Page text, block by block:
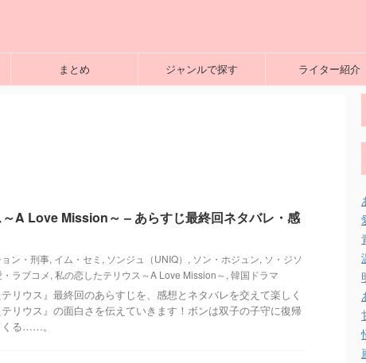
まとめ ジャンルで探す ライター紹介
A Love Mission～ – あらすじ最終回ネタバレ・感
ン・刑事, イム・セミ , ソンジュ（UNIQ） , ソン・ホジュン, ソ・ジソ
ラブコメ, 私の恋したテリウス～A Love Mission～, 韓国ドラマ
リウス』最終回のあらすじを、感想とネタバレを交えて楽しく
リウス』の面白さを伝えていきます！ボンは双子の子守に復帰
る……。